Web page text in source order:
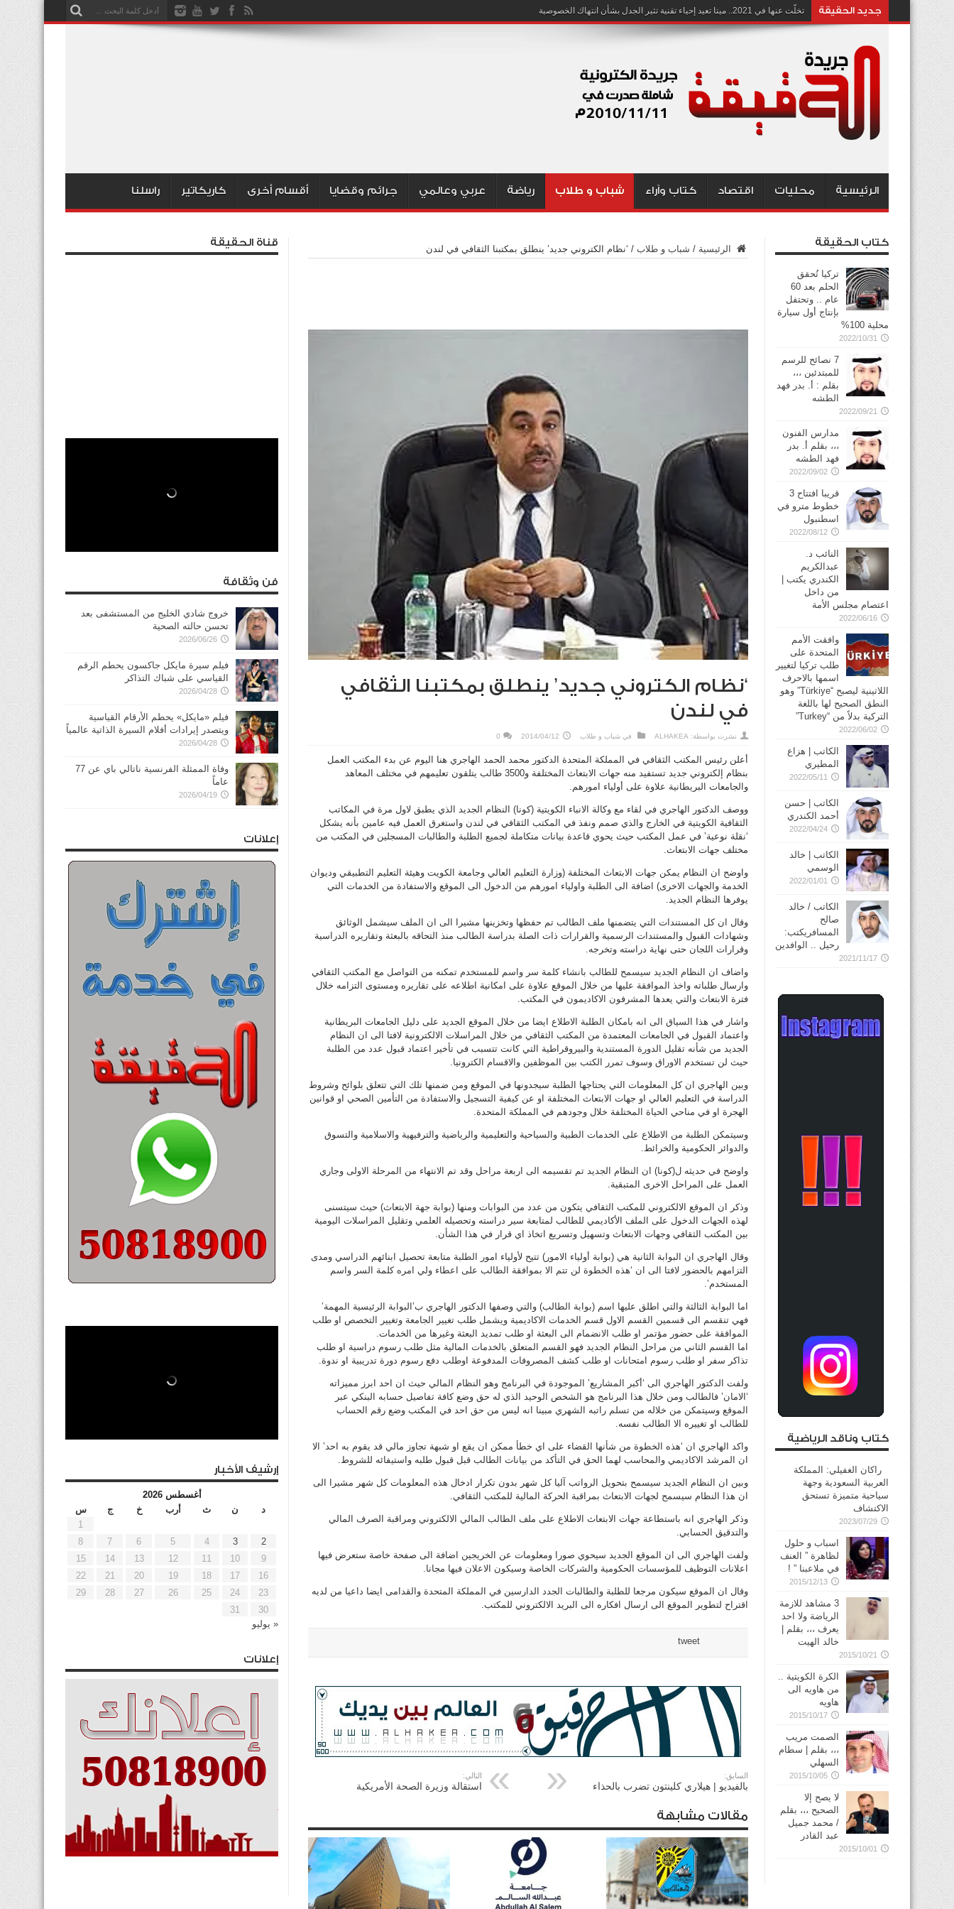
جديد الحقيقة تخلّت عنها في 2021.. ميتا تعيد إحياء تقنية تثير الجدل بشأن انتهاك الخصوصية
الرئيسية محليات اقتصاد كتاب وآراء شباب و طلاب رياضة عربي وعالمي جرائم وقضايا أقسام أخرى كاريكاتير راسلنا
الرئيسية / شباب و طلاب / ‘نظام الكتروني جديد’ ينطلق بمكتبنا الثقافي في لندن
‘نظام الكتروني جديد’ ينطلق بمكتبنا الثقافي
في لندن
نشرت بواسطة: ALHAKEA في شباب و طلاب 2014/04/12
0
أعلن رئيس المكتب الثقافي في المملكة المتحدة الدكتور محمد الحمد الهاجري هنا اليوم عن بدء المكتب العمل
بنظام إلكتروني جديد تستفيد منه جهات الابتعاث المختلفة و3500 طالب يتلقون تعليمهم في مختلف المعاهد
والجامعات البريطانية علاوة على أولياء امورهم.
ووصف الدكتور الهاجري في لقاء مع وكالة الانباء الكويتية (كونا) النظام الجديد الذي يطبق لاول مرة في المكاتب
الثقافية الكويتية في الخارج والذي صمم ونفذ في المكتب الثقافي في لندن واستغرق العمل فيه عامين بأنه يشكل
‘نقلة نوعية’ في عمل المكتب حيث يحوي قاعدة بيانات متكاملة لجميع الطلبة والطالبات المسجلين في المكتب من
مختلف جهات الابتعاث.
واوضح ان النظام يمكن جهات الابتعاث المختلفة (وزارة التعليم العالي وجامعة الكويت وهيئة التعليم التطبيقي وديوان
الخدمة والجهات الاخرى) اضافة الى الطلبة واولياء امورهم من الدخول الى الموقع والاستفادة من الخدمات التي
يوفرها النظام الجديد.
وقال ان كل المستندات التي يتضمنها ملف الطالب تم حفظها وتخزينها مشيرا الى ان الملف سيشمل الوثائق
وشهادات القبول والمستندات الرسمية والقرارات ذات الصلة بدراسة الطالب منذ التحاقه بالبعثة وتقاريره الدراسية
وقرارات اللجان حتى نهاية دراسته وتخرجه.
واضاف ان النظام الجديد سيسمح للطالب بانشاء كلمة سر واسم للمستخدم تمكنه من التواصل مع المكتب الثقافي
وارسال طلباته واخذ الموافقة عليها من خلال الموقع علاوة على امكانية اطلاعه على تقاريره ومستوى التزامه خلال
فترة الابتعاث والتي يعدها المشرفون الاكاديمون في المكتب.
واشار في هذا السياق الى انه بامكان الطلبة الاطلاع ايضا من خلال الموقع الجديد على دليل الجامعات البريطانية
واعتماد القبول في الجامعات المعتمدة من المكتب الثقافي من خلال المراسلات الالكترونية لافتا الى ان النظام
الجديد من شأنه تقليل الدورة المستندية والبيروقراطية التي كانت تتسبب في تأخير اعتماد قبول عدد من الطلبة
حيث لن تستخدم الاوراق وسوف تمرر الكتب بين الموظفين والاقسام الكترونيا.
وبين الهاجري ان كل المعلومات التي يحتاجها الطلبة سيجدونها في الموقع ومن ضمنها تلك التي تتعلق بلوائح وشروط
الدراسة في التعليم العالي او جهات الابتعاث المختلفة او عن كيفية التسجيل والاستفادة من التأمين الصحي او قوانين
الهجرة او في مناحي الحياة المختلفة خلال وجودهم في المملكة المتحدة.
وسيتمكن الطلبة من الاطلاع على الخدمات الطبية والسياحية والتعليمية والرياضية والترفيهية والاسلامية والتسوق
والدوائر الحكومية والخرائط.
واوضح في حديثه ل(كونا) ان النظام الجديد تم تقسيمه الى اربعة مراحل وقد تم الانتهاء من المرحلة الاولى وجاري
العمل على المراحل الاخرى المتبقية.
وذكر ان الموقع الالكتروني للمكتب الثقافي يتكون من عدد من البوابات ومنها (بوابة جهة الابتعاث) حيث سيتسنى
لهذه الجهات الدخول على الملف الأكاديمي للطالب لمتابعة سير دراسته وتحصيله العلمي وتقليل المراسلات اليومية
بين المكتب الثقافي وجهات الابتعاث وتسهيل وتسريع اتخاذ اي قرار في هذا الشأن.
وقال الهاجري ان البوابة الثانية هي (بوابة أولياء الامور) تتيح لأولياء امور الطلبة متابعة تحصيل ابنائهم الدراسي ومدى
التزامهم بالحضور لافتا الى ان ‘هذه الخطوة لن تتم الا بموافقة الطالب على اعطاء ولي امره كلمة السر واسم
المستخدم’.
اما البوابة الثالثة والتي اطلق عليها اسم (بوابة الطالب) والتي وصفها الدكتور الهاجري ب’البوابة الرئيسية المهمة’
فهي تنقسم الى قسمين القسم الاول قسم الخدمات الاكاديمية ويشمل طلب تغيير الجامعة وتغيير التخصص او طلب
الموافقة على حضور مؤتمر او طلب الانضمام الى البعثة او طلب تمديد البعثة وغيرها من الخدمات.
اما القسم الثاني من مراحل النظام الجديد فهو القسم المتعلق بالخدمات المالية مثل طلب رسوم دراسية او طلب
تذاكر سفر او طلب رسوم امتحانات او طلب كشف المصروفات المدفوعة اوطلب دفع رسوم دورة تدريبية او ندوة.
ولفت الدكتور الهاجري الى ‘أكبر المشاريع’ الموجودة في البرنامج وهو النظام المالي حيث ان احد ابرز مميزاته
‘الامان’ فالطالب ومن خلال هذا البرنامج هو الشخص الوحيد الذي له حق وضع كافة تفاصيل حسابه البنكي عبر
الموقع وسيتمكن من خلاله من تسلم راتبه الشهري مبينا انه ليس من حق احد في المكتب وضع رقم الحساب
للطالب او تغييره الا الطالب نفسه.
واكد الهاجري ان ‘هذه الخطوة من شأنها القضاء على اي خطأ ممكن ان يقع او شبهة تجاوز مالي قد يقوم به احد’ الا
ان المرشد الاكاديمي والمحاسب لهما الحق في التأكد من بيانات الطالب قبل قبول طلبه واستيفائه للشروط.
وبين ان النظام الجديد سيسمح بتحويل الرواتب آليا كل شهر بدون تكرار ادخال هذه المعلومات كل شهر مشيرا الى
ان هذا النظام سيسمح لجهات الابتعاث بمراقبة الحركة المالية للمكتب الثقافي.
وذكر الهاجري انه باستطاعة جهات الابتعاث الاطلاع على ملف الطالب المالي الالكتروني ومراقبة الصرف المالي
والتدقيق الحسابي.
ولفت الهاجري الى ان الموقع الجديد سيحوي صورا ومعلومات عن الخريجين اضافة الى صفحة خاصة ستعرض فيها
اعلانات التوظيف للمؤسسات الحكومية والشركات الخاصة وسيكون الاعلان فيها مجانا.
وقال ان الموقع سيكون مرجعا للطلبة والطالبات الجدد الدارسين في المملكة المتحدة والقدامى ايضا داعيا من لديه
اقتراح لتطوير الموقع الى ارسال افكاره الى البريد الالكتروني للمكتب.
tweet
السابق:
بالفيديو | هيلاري كلينتون تضرب بالحذاء
التالي:
استقالة وزيرة الصحة الأمريكية
مقالات مشابهة
كتاب الحقيقة
تركيا تُحقق
الحلم بعد 60
عام .. وتحتفل
بإنتاج أول سيارة
محلية 100%
2022/10/31
7 نصائح للرسم
للمبتدئين ،،،
بقلم : أ. بدر فهد
الطشه
2022/09/21
مدارس الفنون
،،، بقلم أ. بدر
فهد الطشه
2022/09/02
قريبا افتتاح 3
خطوط مترو في
2022/08/12
النائب د.
عبدالكريم
الكندري يكتب |
من داخل
اعتصام مجلس الأمة
2022/06/16
وافقت الأمم
المتحدة على
طلب تركيا لتغيير
اسمها بالاحرف
اللاتينية ليصبح “Türkiye” وهو
النطق الصحيح لها باللغة
التركية بدلاً من “Turkey”
2022/06/02
الكاتب | هزاع
المطيري
2022/05/11
الكاتب | حسن
أحمد الكندري
2022/04/24
الكاتب | خالد
الوسمي
2022/01/01
الكاتب / خالد
صالح
المسافريكتب:
رحيل .. الوافدين
2021/11/17
كتاب وناقد الرياضية
راكان الغفيلي: المملكة
العربية السعودية وجهة
سياحية متميزة تستحق
الاكتشاف
2023/07/29
اسباب و حلول
لظاهرة ” العنف
في ملاعبنا ” !
2015/12/13
3 مشاهد للازمة
الرياضة ولا احد
يعرف ،،، بقلم |
خالد الهيت
2015/10/21
الكرة الكويتية ..
من هاويه الى
هاويه
2015/10/17
الصمت مريب
،،، بقلم | سطام
السهلي
2015/10/05
لا يصح إلا
الصحيح ،،، بقلم
/ محمد جميل
عبد القادر
2015/10/01
قناة الحقيقة
فن وثقافة
خروج شادي الخليج من المستشفى بعد
تحسن حالته الصحية
2026/06/26
فيلم سيرة مايكل جاكسون يحطم الرقم
القياسي على شباك التذاكر
2026/04/28
فيلم «مايكل» يحطم الأرقام القياسية
ويتصدر إيرادات أفلام السيرة الذاتية عالمياً
2026/04/28
وفاة الممثلة الفرنسية ناتالي باي عن 77
عاماً
2026/04/19
إعلانات
إرشيف الأخبار
أغسطس 2026
د
ن ث أرب خ ج
س
1
2
3
4
5
6
7
8
9
10
11
12
13
14
15
16
17
18
19
20
21
22
23
24
25
26
27
28
29
30
31
« يوليو
إعلانات